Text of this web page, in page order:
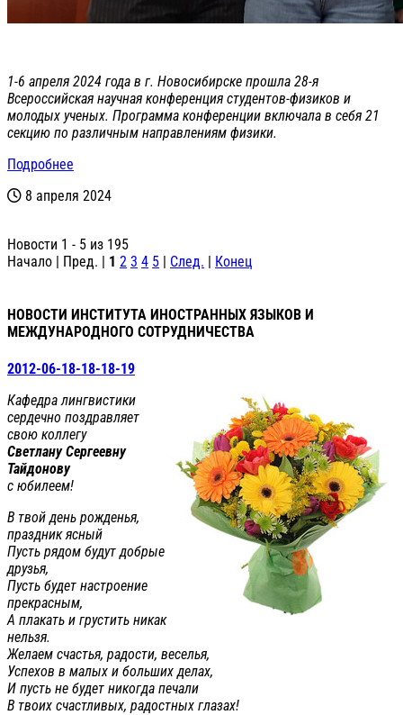
1-6 апреля 2024 года в г. Новосибирске прошла 28-я
Всероссийская научная конференция студентов-физиков и
молодых ученых. Программа конференции включала в себя 21
секцию по различным направлениям физики.
Подробнее
8 апреля 2024
Новости 1 - 5 из 195
Начало | Пред. | 1 2 3 4 5 | След. | Конец
НОВОСТИ ИНСТИТУТА ИНОСТРАННЫХ ЯЗЫКОВ И
МЕЖДУНАРОДНОГО СОТРУДНИЧЕСТВА
2012-06-18-18-18-19
Кафедра лингвистики
сердечно поздравляет
свою коллегу
Светлану Сергеевну
Тайдонову
с юбилеем!
В твой день рожденья,
праздник ясный
Пусть рядом будут добрые
друзья,
Пусть будет настроение
прекрасным,
А плакать и грустить никак
нельзя.
Желаем счастья, радости, веселья,
Успехов в малых и больших делах,
И пусть не будет никогда печали
В твоих счастливых, радостных глазах!